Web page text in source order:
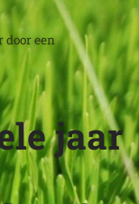
door een
jaar